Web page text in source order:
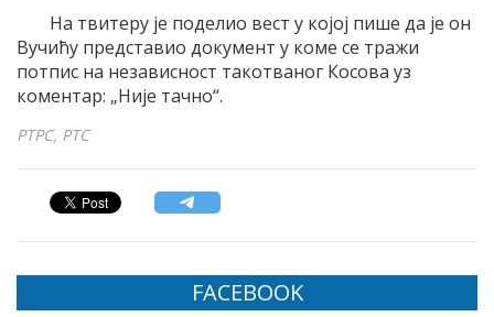
На твитеру је поделио вест у којој пише да је он
Вучићу представио документ у коме се тражи
потпис на независност такотваног Косова уз
коментар: „Није тачно“.
РТРС, РТС
FACEBOOK